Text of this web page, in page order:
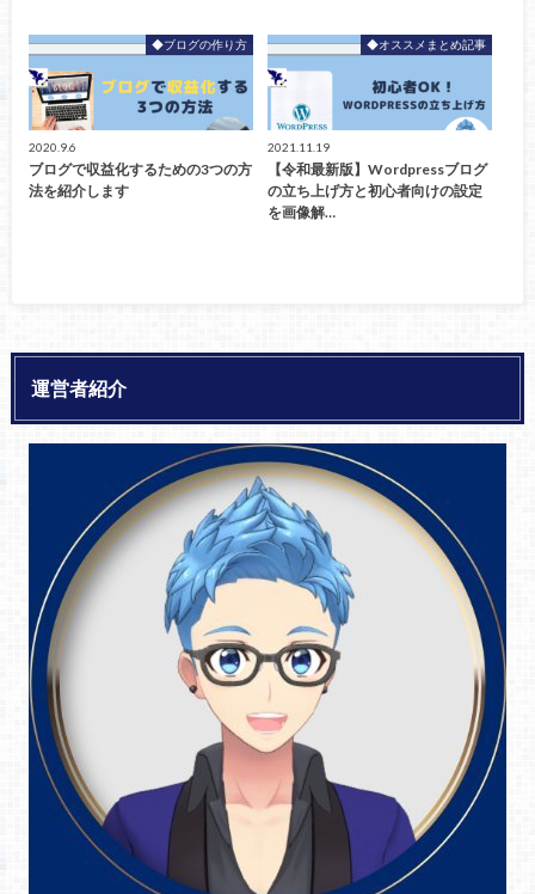
◆ブログの作り方
2020.9.6
ブログで収益化するための3つの方
法を紹介します
◆オススメまとめ記事
2021.11.19
【令和最新版】Wordpressブログ
の立ち上げ方と初心者向けの設定
を画像解…
運営者紹介